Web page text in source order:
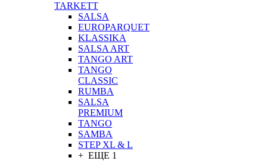
TARKETT
SALSA
EUROPARQUET
KLASSIKA
SALSA ART
TANGO ART
TANGO
CLASSIC
RUMBA
SALSA
PREMIUM
TANGO
SAMBA
STEP XL & L
+ ЕЩЕ 1